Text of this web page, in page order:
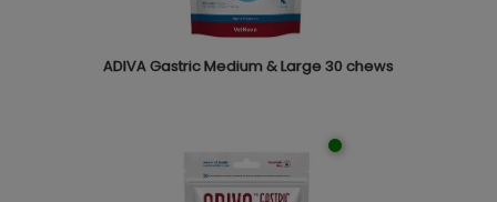
ADIVA Gastric Medium & Large 30 chews